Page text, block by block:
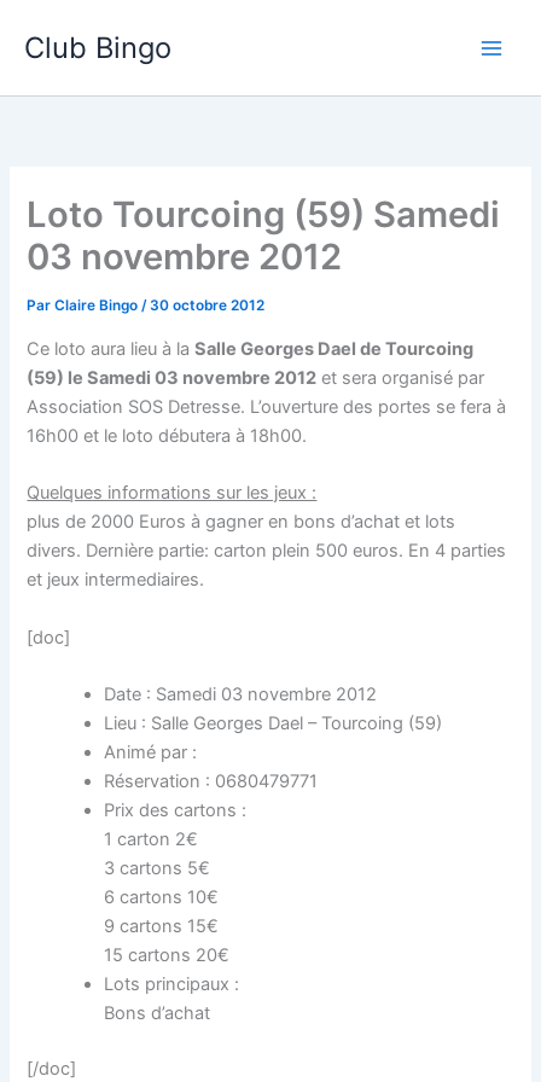
Club Bingo
Loto Tourcoing (59) Samedi
03 novembre 2012
ParClaire Bingo/30 octobre 2012
Ce loto aura lieu à laSalle Georges Dael de Tourcoing
(59) le Samedi 03 novembre 2012 et sera organisé par
Association SOS Detresse. L’ouverture des portes se fera à
16h00 et le loto débutera à 18h00.
Quelques informations sur les jeux :
plus de 2000 Euros à gagner en bons d’achat et lots
divers. Dernière partie: carton plein 500 euros. En 4 parties
et jeux intermediaires.
[doc]
Date : Samedi 03 novembre 2012
Lieu : Salle Georges Dael – Tourcoing (59)
Animé par :
Réservation : 0680479771
Prix des cartons :
1 carton 2€
3 cartons 5€
6 cartons 10€
9 cartons 15€
15 cartons 20€
Lots principaux :
Bons d’achat
[/doc]